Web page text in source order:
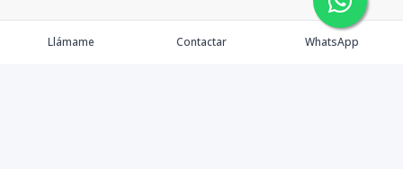
Llámame Contactar WhatsApp